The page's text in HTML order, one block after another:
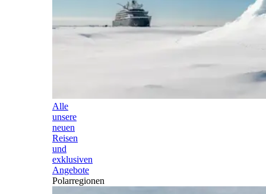
Alle
unsere
neuen
Reisen
und
exklusiven
Angebote
Polarregionen